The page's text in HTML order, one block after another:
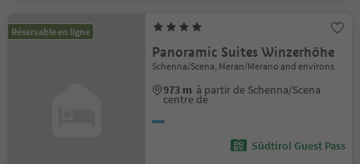
Réservable en ligne
Panoramic Suites Winzerhöhe
Schenna/Scena, Meran/Merano and environs
973 m à partir de Schenna/Scena
centre de
Südtirol Guest Pass